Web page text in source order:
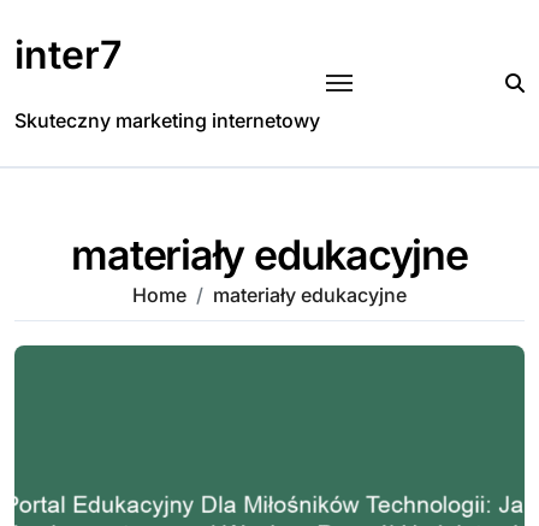
to
content
inter7
Skuteczny marketing internetowy
materiały edukacyjne
Home materiały edukacyjne